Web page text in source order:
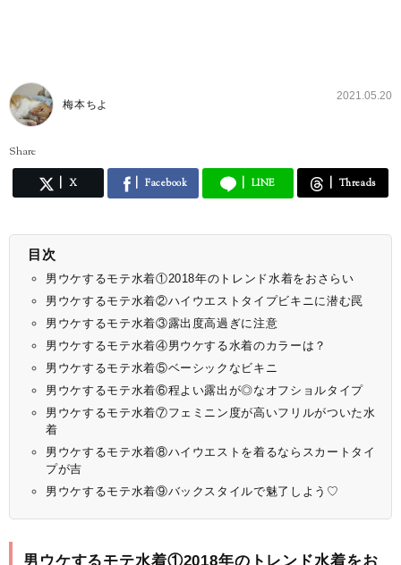
梅本ちよ
2021.05.20
Share
X Facebook LINE Threads
目次
男ウケするモテ水着①2018年のトレンド水着をおさらい
男ウケするモテ水着②ハイウエストタイプビキニに潜む罠
男ウケするモテ水着③露出度高過ぎに注意
男ウケするモテ水着④男ウケする水着のカラーは？
男ウケするモテ水着⑤ベーシックなビキニ
男ウケするモテ水着⑥程よい露出が◎なオフショルタイプ
男ウケするモテ水着⑦フェミニン度が高いフリルがついた水
着
男ウケするモテ水着⑧ハイウエストを着るならスカートタイ
プが吉
男ウケするモテ水着⑨バックスタイルで魅了しよう♡
男ウケするモテ水着①2018年のトレンド水着をお